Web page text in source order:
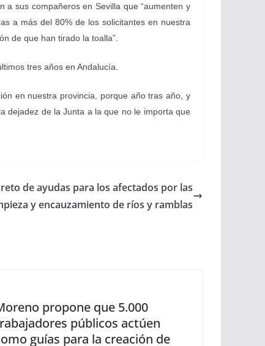
a sus compañeros en Sevilla que “aumenten y
a más del 80% de los solicitantes en nuestra
de que han tirado la toalla”.
tres años en Andalucía.
en nuestra provincia, porque año tras año, y
dejadez de la Junta a la que no le importa que
de ayudas para los afectados por las
y encauzamiento de ríos y ramblas
propone que 5.000
públicos actúen
guías para la creación de